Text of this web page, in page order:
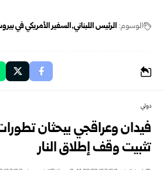
الوسوم: الرئيس اللبناني السفير الأمريكي في
دولي
فيدان وعراقجي يبحثان
تثبيت وقف إطلاق النار